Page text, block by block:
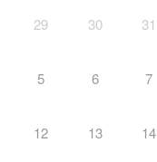
29 30 31
5 6 7
12 13 14